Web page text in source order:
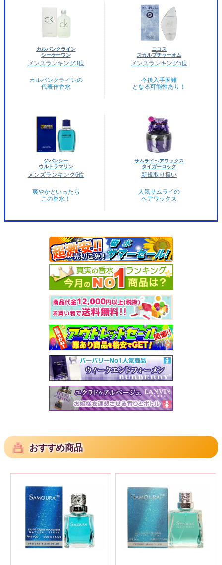
カルバンクライン
シーケーワン
メンズランキング3位
カルバンクラインの
代表作香水
ニコス
スカルプチャーオム
メンズランキング5位
今後入手困難
となる可能性あり！
ジバンシー
ウルトラマリン
メンズランキング6位
爽やかといったら
この香水！
サムライヘアワックス
タイガーロック
新規取り扱い
人気サムライの
ヘアワックス
おすすめ商品